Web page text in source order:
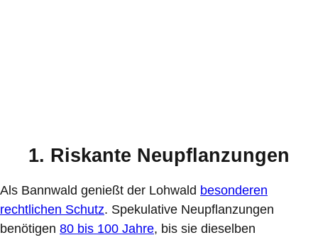
1. Riskante Neupflanzungen
Als Bannwald genießt der Lohwald besonderen
rechtlichen Schutz. Spekulative Neupflanzungen
benötigen 80 bis 100 Jahre, bis sie dieselben